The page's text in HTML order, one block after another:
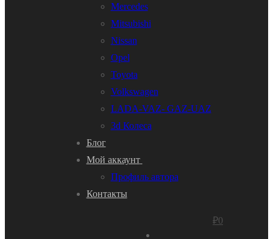
Mercedes
Mitsubishi
Nissan
Opel
Toyota
Volkswagen
LADA-VAZ- GAZ-UAZ
3d Колеса
Блог
Мой аккаунт
Профиль автора
Контакты
₽0